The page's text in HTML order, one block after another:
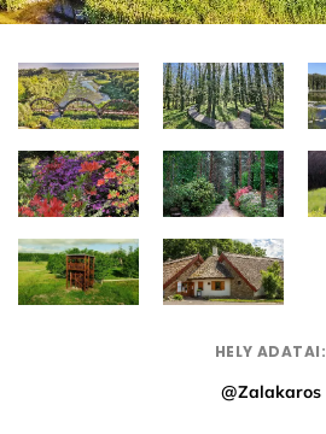
HELY ADATAI:
@Zalakaros